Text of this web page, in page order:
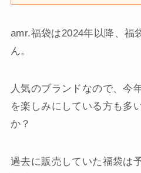
amr.福袋は2024年以降、福
ん。
人気のブランドなので、今
を楽しみにしている方も多
か？
過去に販売していた福袋は